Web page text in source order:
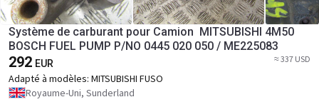
Système de carburant pour Camion MITSUBISHI 4M50
BOSCH FUEL PUMP P/NO 0445 020 050 / ME225083
292 EUR ≈ 337 USD
Adapté à modèles: MITSUBISHI FUSO
Royaume-Uni, Sunderland